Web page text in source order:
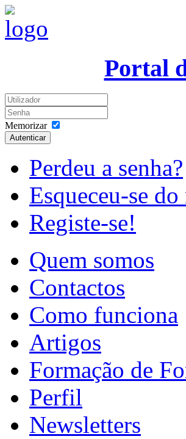
Portal
Memorizar
Autenticar
Perdeu a senha?
Esqueceu-se
Registe-se!
Quem somos
Contactos
Como funciona
Artigos
Formação de
Perfil
Newsletters